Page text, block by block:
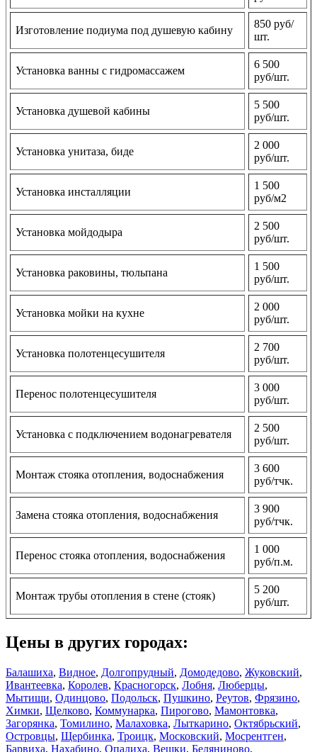
Изготовление подиума под душевую кабину
850 руб/
шт.
Установка ванны с гидромассажем
6 500
руб/шт.
Установка душевой кабины
5 500
руб/шт.
Установка унитаза, биде
2 000
руб/шт.
Установка инсталляции
1 500
руб/м2
Установка мойдодыра
2 500
руб/шт.
Установка раковины, тюльпана
1 500
руб/шт.
Установка мойки на кухне
2 000
руб/шт.
Установка полотенцесушителя
2 700
руб/шт.
Перенос полотенцесушителя
3 000
руб/шт.
Установка с подключением водонагревателя
2 500
руб/шт.
Монтаж стояка отопления, водоснабжения
3 600
руб/тчк.
Замена стояка отопления, водоснабжения
3 900
руб/тчк.
Перенос стояка отопления, водоснабжения
1 000
руб/п.м.
Монтаж трубы отопления в стене (стояк)
5 200
руб/шт.
Цены в других городах:
Балашиха, Видное, Долгопрудный, Домодедово, Жуковский,
Ивантеевка, Королев, Красногорск, Лобня, Люберцы,
Мытищи, Одинцово, Подольск, Пушкино, Реутов, Фрязино,
Химки, Щелково, Коммунарка, Пирогово, Мамонтовка,
Загорянка, Томилино, Малаховка, Лыткарино, Октябрьский,
Островцы, Щербинка, Троицк, Московский, Мосрентген,
Барвиха, Нахабино, Опалиха, Вешки, Беляниново,